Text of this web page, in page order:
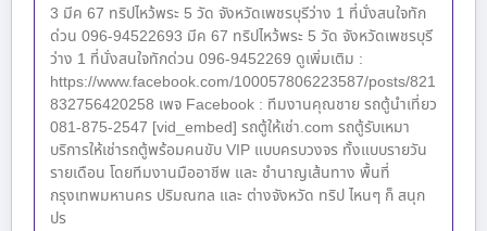
3 มีค 67 ทริปไหว้พระ 5 วัด จังหวัดเพชรบุรีว่าง 1 ที่นั่งสนใจทัก
ด่วน 096-94522693 มีค 67 ทริปไหว้พระ 5 วัด จังหวัดเพชรบุรี
ว่าง 1 ที่นั่งสนใจทักด่วน 096-9452269 ดูเพิ่มเติม :
https://www.facebook.com/100057806223587/posts/821
832756420258 เพจ Facebook : ทีมงานคุณชาย รถตู้นำเที่ยว
081-875-2547 [vid_embed] รถตู้ให้เช่า.com รถตู้รับเหมา
บริการให้เช่ารถตู้พร้อมคนขับ VIP แบบครบวงจร ทั้งแบบรายวัน
รายเดือน โดยทีมงานมืออาชีพ และ ชำนาญเส้นทาง พื้นที่
กรุงเทพมหานคร ปริมณฑล และ ต่างจังหวัด ทริป ไหนๆ ก็ สนุก
ปร